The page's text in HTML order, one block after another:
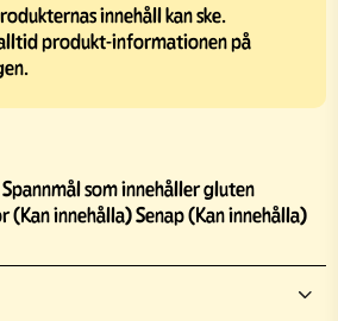
innehåll kan ske.
produkt-informationen på
som innehåller gluten
(Kan innehålla) Senap (Kan innehålla)